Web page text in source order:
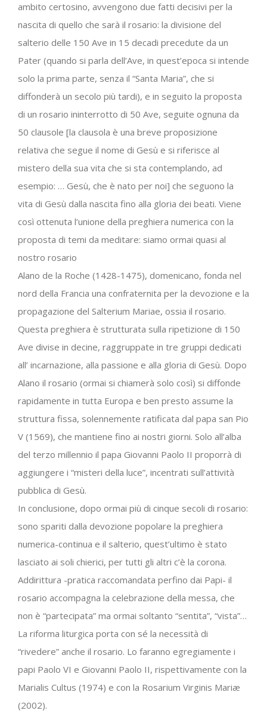
ambito certosino, avvengono due fatti decisivi per la
nascita di quello che sarà il rosario: la divisione del
salterio delle 150 Ave in 15 decadi precedute da un
Pater (quando si parla dell’Ave, in quest’epoca si intende
solo la prima parte, senza il “Santa Maria”, che si
diffonderà un secolo più tardi), e in seguito la proposta
di un rosario ininterrotto di 50 Ave, seguite ognuna da
50 clausole [la clausola è una breve proposizione
relativa che segue il nome di Gesù e si riferisce al
mistero della sua vita che si sta contemplando, ad
esempio: … Gesù, che è nato per noi] che seguono la
vita di Gesù dalla nascita fino alla gloria dei beati. Viene
così ottenuta l’unione della preghiera numerica con la
proposta di temi da meditare: siamo ormai quasi al
nostro rosario
Alano de la Roche (1428-1475), domenicano, fonda nel
nord della Francia una confraternita per la devozione e la
propagazione del Salterium Mariae, ossia il rosario.
Questa preghiera è strutturata sulla ripetizione di 150
Ave divise in decine, raggruppate in tre gruppi dedicati
all’ incarnazione, alla passione e alla gloria di Gesù. Dopo
Alano il rosario (ormai si chiamerà solo così) si diffonde
rapidamente in tutta Europa e ben presto assume la
struttura fissa, solennemente ratificata dal papa san Pio
V (1569), che mantiene fino ai nostri giorni. Solo all’alba
del terzo millennio il papa Giovanni Paolo II proporrà di
aggiungere i “misteri della luce”, incentrati sull’attività
pubblica di Gesù.
In conclusione, dopo ormai più di cinque secoli di rosario:
sono spariti dalla devozione popolare la preghiera
numerica-continua e il salterio, quest’ultimo è stato
lasciato ai soli chierici, per tutti gli altri c’è la corona.
Addirittura -pratica raccomandata perfino dai Papi- il
rosario accompagna la celebrazione della messa, che
non è “partecipata” ma ormai soltanto “sentita”, “vista”…
La riforma liturgica porta con sé la necessità di
“rivedere” anche il rosario. Lo faranno egregiamente i
papi Paolo VI e Giovanni Paolo II, rispettivamente con la
Marialis Cultus (1974) e con la Rosarium Virginis Mariæ
(2002).